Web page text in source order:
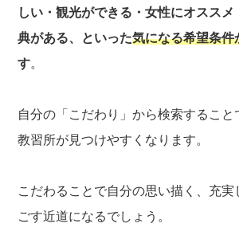
しい・観光ができる・女性にオスス
典がある、といった気になる希望条件
す。
自分の「こだわり」から検索すること
教習所が見つけやすくなります。
こだわることで自分の思い描く、充実
ごす近道になるでしょう。